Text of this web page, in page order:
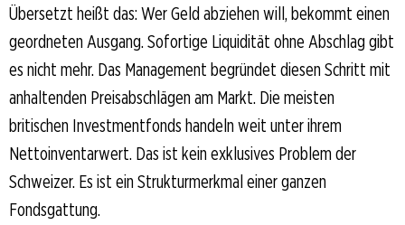
Übersetzt heißt das: Wer Geld abziehen will, bekommt einen
geordneten Ausgang. Sofortige Liquidität ohne Abschlag gibt
es nicht mehr. Das Management begründet diesen Schritt mit
anhaltenden Preisabschlägen am Markt. Die meisten
britischen Investmentfonds handeln weit unter ihrem
Nettoinventarwert. Das ist kein exklusives Problem der
Schweizer. Es ist ein Strukturmerkmal einer ganzen
Fondsgattung.